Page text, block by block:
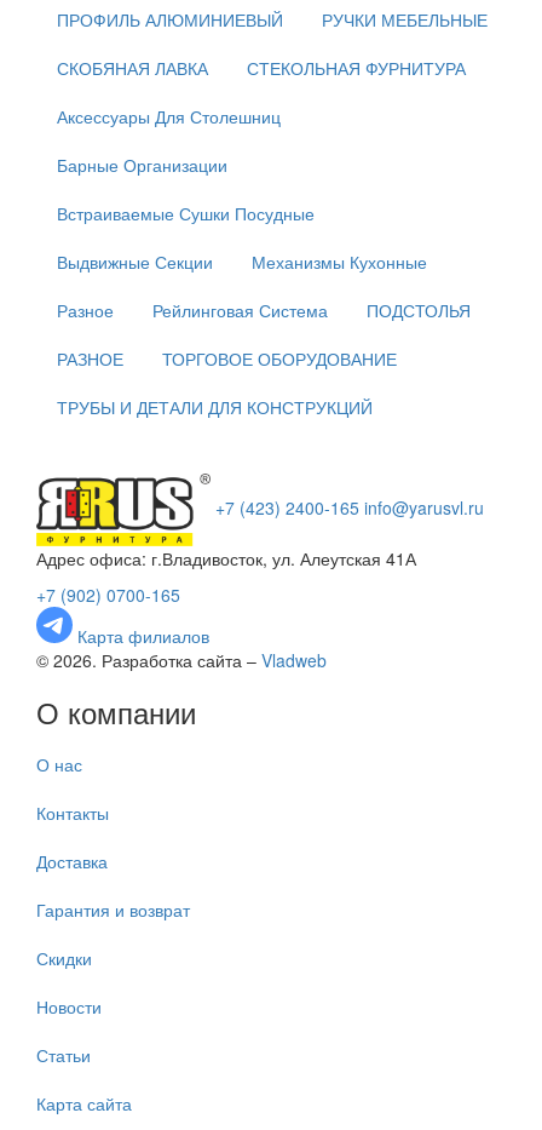
ПРОФИЛЬ АЛЮМИНИЕВЫЙ
РУЧКИ МЕБЕЛЬНЫЕ
СКОБЯНАЯ ЛАВКА
СТЕКОЛЬНАЯ ФУРНИТУРА
Аксессуары Для Столешниц
Барные Организации
Встраиваемые Сушки Посудные
Выдвижные Секции
Механизмы Кухонные
Разное
Рейлинговая Система
ПОДСТОЛЬЯ
РАЗНОЕ
ТОРГОВОЕ ОБОРУДОВАНИЕ
ТРУБЫ И ДЕТАЛИ ДЛЯ КОНСТРУКЦИЙ
+7 (423) 2400-165 info@yarusvl.ru
Адрес офиса: г.Владивосток, ул. Алеутская 41А
+7 (902) 0700-165
Карта филиалов
© 2026. Разработка сайта – Vladweb
О компании
О нас
Контакты
Доставка
Гарантия и возврат
Скидки
Новости
Статьи
Карта сайта